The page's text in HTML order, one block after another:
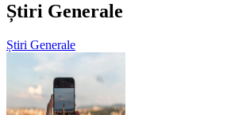
Știri Generale
Știri Generale